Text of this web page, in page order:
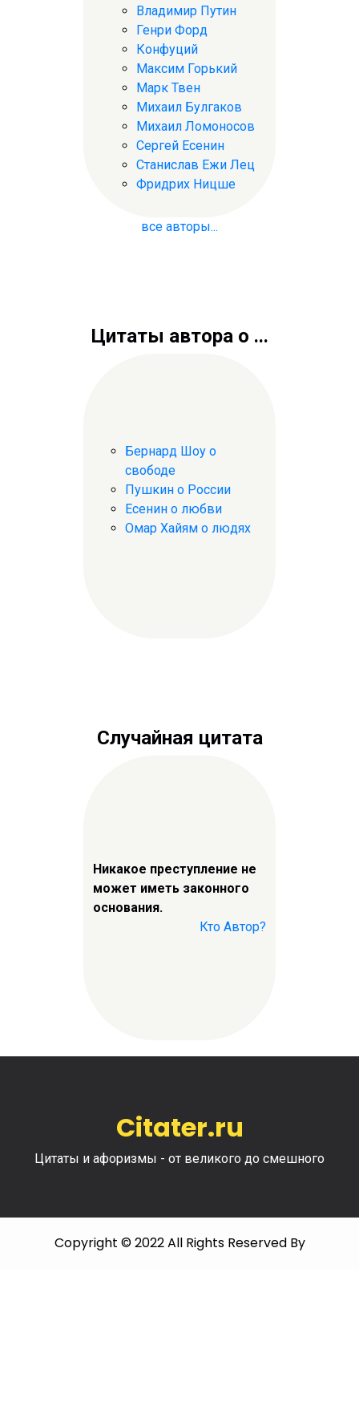
Владимир Путин
Генри Форд
Конфуций
Максим Горький
Марк Твен
Михаил Булгаков
Михаил Ломоносов
Сергей Есенин
Станислав Ежи Лец
Фридрих Ницше
все авторы...
Цитаты автора о ...
Бернард Шоу о
свободе
Пушкин о России
Есенин о любви
Омар Хайям о людях
Случайная цитата
Никакое преступление не
может иметь законного
основания.
Кто Автор?
Citater.ru
Цитаты и афоризмы - от великого до смешного
Copyright © 2022 All Rights Reserved By